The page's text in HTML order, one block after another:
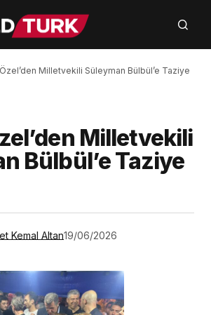
Milletvekili Süleyman Bülbül’e Taziye
Milletvekili
Bülbül’e Taziye
Kemal Altan19/06/2026